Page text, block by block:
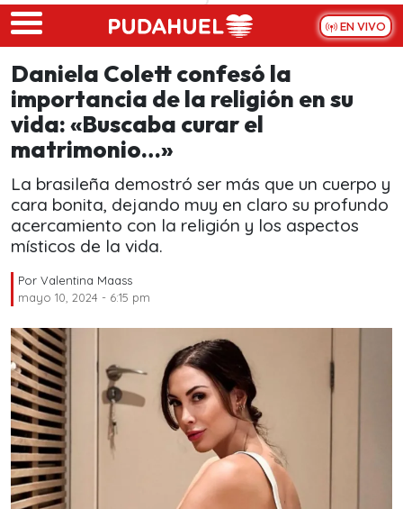
Skip to main content
EN VIVO
Daniela Colett confesó la
importancia de la religión en su
vida: «Buscaba curar el
matrimonio…»
La brasileña demostró ser más que un cuerpo y
cara bonita, dejando muy en claro su profundo
acercamiento con la religión y los aspectos
místicos de la vida.
Por Valentina Maass
mayo 10, 2024 - 6:15 pm